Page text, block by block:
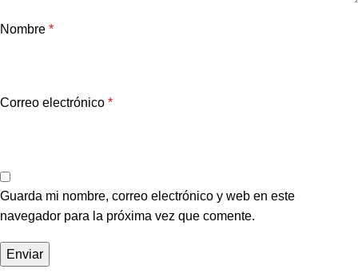
Nombre *
Correo electrónico *
Guarda mi nombre, correo electrónico y web en este
navegador para la próxima vez que comente.